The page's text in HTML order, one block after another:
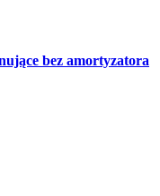
bez amortyzatora